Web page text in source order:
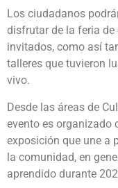
Los ciudadanos
disfrutar de la feria de
invitados, como así
talleres que tuvieron
vivo.
Desde las áreas de
evento es organizado
exposición que une a
la comunidad, en
aprendido durante